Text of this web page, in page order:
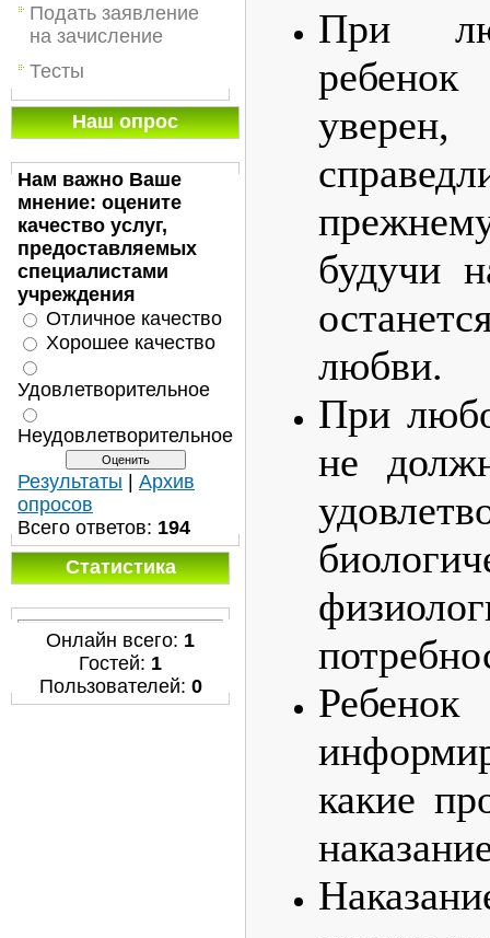
Подать заявление
на зачисление
Тесты
Наш опрос
Нам важно Ваше
мнение: оцените
качество услуг,
предоставляемых
специалистами
учреждения
Отличное качество
Хорошее качество
Удовлетворительное
Неудовлетворительное
Результаты
Архив
опросов
Всего ответов: 194
Статистика
Онлайн всего: 1
Гостей: 1
Пользователей: 0
При
будучи
любви.
При
не
какие